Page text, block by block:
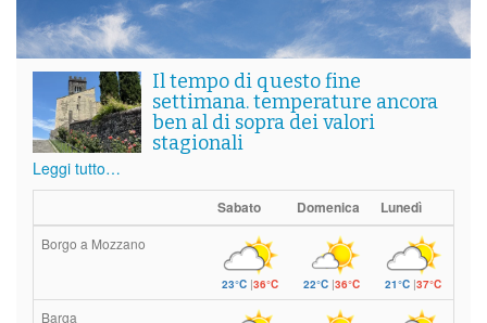
Il tempo di questo fine
settimana. temperature ancora
ben al di sopra dei valori
stagionali
Leggi tutto…
Sabato Domenica Lunedì
Borgo a Mozzano
23°C|36°C 22°C|36°C 21°C |37°C
Barga